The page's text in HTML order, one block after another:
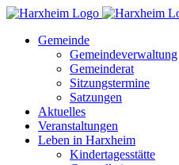
Zum
springenGemeinde
Gemeindeverwaltung
Gemeinderat
Sitzungstermine
Satzungen
Aktuelles
Veranstaltungen
Leben in Harxheim
Kindertagesstätte